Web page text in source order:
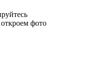
фото